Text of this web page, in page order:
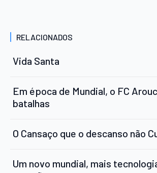
RELACIONADOS
Vida Santa
Em época de Mundial, o FC
batalhas
O Cansaço que o descanso não
Um novo mundial, mais